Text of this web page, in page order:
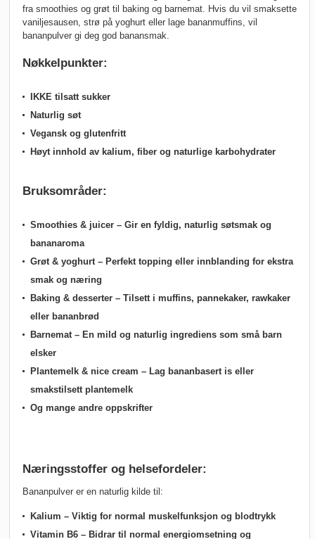
fra smoothies og grøt til baking og barnemat. Hvis du vil smaksette
vaniljesausen, strø på yoghurt eller lage bananmuffins, vil
bananpulver gi deg god banansmak.
Nøkkelpunkter:
IKKE tilsatt sukker
Naturlig søt
Vegansk og glutenfritt
Høyt innhold av kalium, fiber og naturlige karbohydrater
Bruksområder:
Smoothies & juicer – Gir en fyldig, naturlig søtsmak og
bananaroma
Grøt & yoghurt– Perfekt topping eller innblanding for ekstra
smak og næring
Baking & desserter – Tilsett i muffins, pannekaker, rawkaker
eller bananbrød
Barnemat– En mild og naturlig ingrediens som små barn
elsker
Plantemelk & nice cream – Lag bananbasert is eller
smakstilsett plantemelk
Og mange andre oppskrifter
Næringsstoffer og helsefordeler:
Bananpulver er en naturlig kilde til:
Kalium – Viktig for normal muskelfunksjon og blodtrykk
Vitamin B6 – Bidrar til normal energiomsetning og